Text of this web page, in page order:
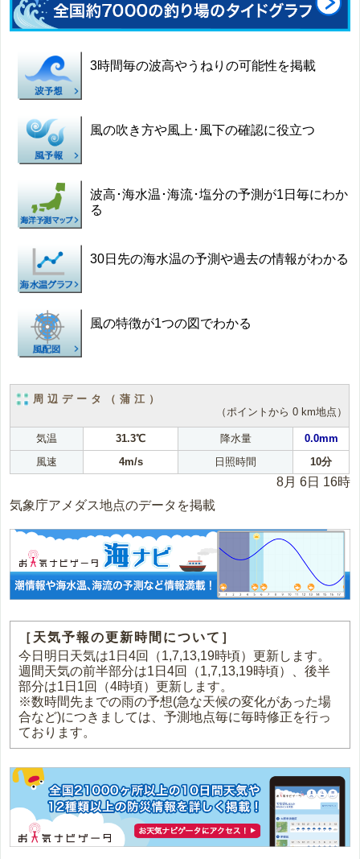
3時間毎の波高やうねりの可能性を掲載
風の吹き方や風上･風下の確認に役立つ
波高･海水温･海流･塩分の予測が1日毎にわか
る
30日先の海水温の予測や過去の情報がわかる
風の特徴が1つの図でわかる
周辺データ（蒲江）
（ポイントから 0 km地点）
気温 31.3℃ 降水量
0.0mm
風速
4m/s 日照時間 10分
8月 6日 16時
気象庁アメダス地点のデータを掲載
［天気予報の更新時間について］
今日明日天気は1日4回（1,7,13,19時頃）更新します。
週間天気の前半部分は1日4回（1,7,13,19時頃）、後半
部分は1日1回（4時頃）更新します。
※数時間先までの雨の予想(急な天候の変化があった場
合など)につきましては、予測地点毎に毎時修正を行っ
ております。